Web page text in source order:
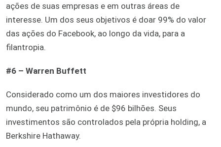
ações de suas empresas e em outras áreas de
interesse. Um dos seus objetivos é doar 99% do valor
das ações do Facebook, ao longo da vida, para a
filantropia.
#6 – Warren Buffett
Considerado como um dos maiores investidores do
mundo, seu patrimônio é de $96 bilhões. Seus
investimentos são controlados pela própria holding, a
Berkshire Hathaway.